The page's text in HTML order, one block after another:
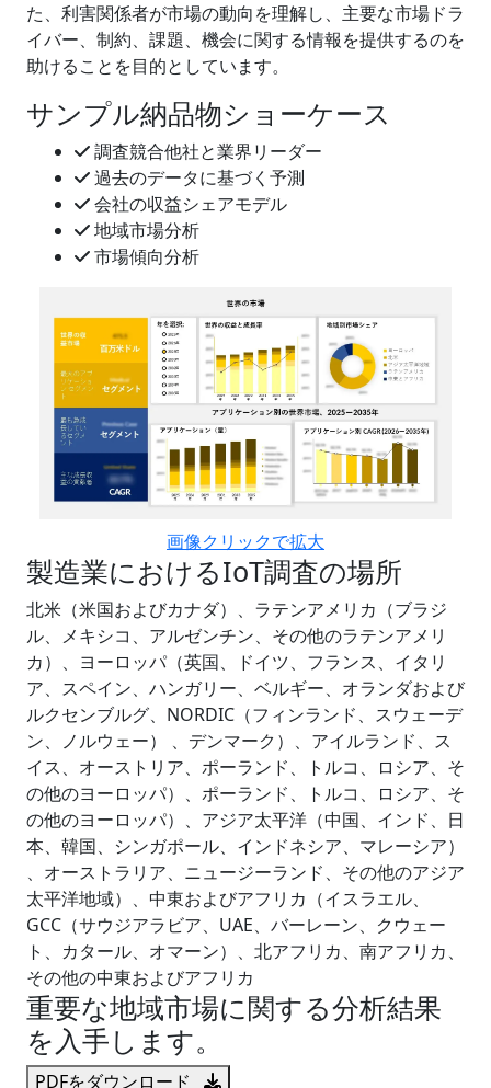
た、利害関係者が市場の動向を理解し、主要な市場ドラ
イバー、制約、課題、機会に関する情報を提供するのを
助けることを目的としています。
サンプル納品物ショーケース
調査競合他社と業界リーダー
過去のデータに基づく予測
会社の収益シェアモデル
地域市場分析
市場傾向分析
画像クリックで拡大
製造業におけるIoT調査の場所
北米（米国およびカナダ）、ラテンアメリカ（ブラジ
ル、メキシコ、アルゼンチン、その他のラテンアメリ
カ）、ヨーロッパ（英国、ドイツ、フランス、イタリ
ア、スペイン、ハンガリー、ベルギー、オランダおよび
ルクセンブルグ、NORDIC（フィンランド、スウェーデ
ン、ノルウェー） 、デンマーク）、アイルランド、ス
イス、オーストリア、ポーランド、トルコ、ロシア、そ
の他のヨーロッパ）、ポーランド、トルコ、ロシア、そ
の他のヨーロッパ）、アジア太平洋（中国、インド、日
本、韓国、シンガポール、インドネシア、マレーシア）
、オーストラリア、ニュージーランド、その他のアジア
太平洋地域）、中東およびアフリカ（イスラエル、
GCC（サウジアラビア、UAE、バーレーン、クウェー
ト、カタール、オマーン）、北アフリカ、南アフリカ、
その他の中東およびアフリカ
重要な地域市場に関する分析結果
を入手します。
PDFをダウンロード